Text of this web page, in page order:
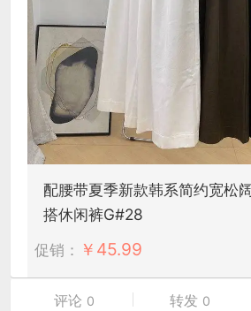
配腰带夏季新款韩系简约宽松
搭休闲裤G#28
促销： ￥ 45.99
评论 0 转发 0